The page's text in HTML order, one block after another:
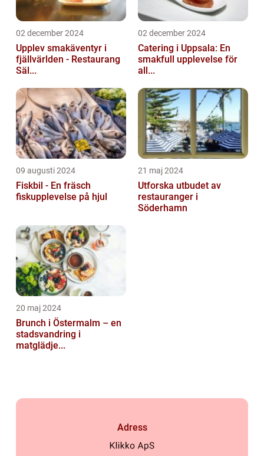
02 december 2024
Upplev smakäventyr i
fjällvärlden - Restaurang
Säl...
02 december 2024
Catering i Uppsala: En
smakfull upplevelse för
all...
09 augusti 2024
Fiskbil - En fräsch
fiskupplevelse på hjul
21 maj 2024
Utforska utbudet av
restauranger i
Söderhamn
20 maj 2024
Brunch i Östermalm – en
stadsvandring i
matglädje...
Adress